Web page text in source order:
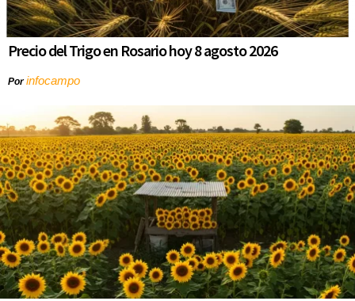
Precio del Trigo en Rosario hoy 8 agosto 2026
Porinfocampo